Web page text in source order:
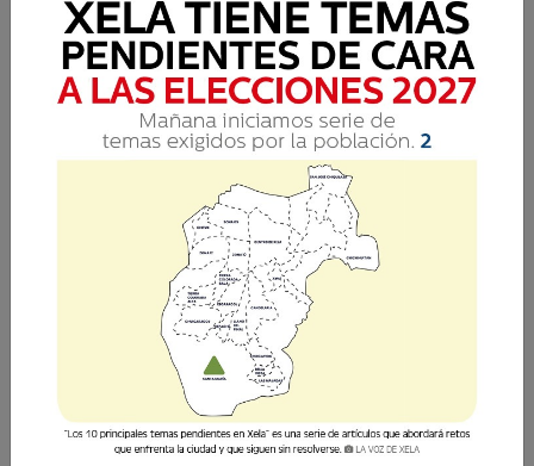
Hoy en La Voz Futbolera
tenemos como invitadas a
jugadoras de Xelajú MC
Femenino
EN VIVO | Hoy en La Voz Futbolera tenemos
como invitadas a jugadoras de Xelajú MC
Femenino, quienes nos cuentan todos los
detalles de su clasificación a la gran final del
Clausura 2025
La Voz de Xela 9 Agosto 2026 02:33
Comparte